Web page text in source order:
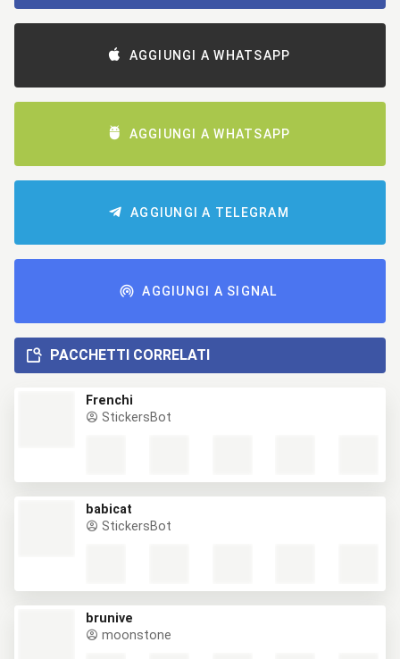
AGGIUNGI A WHATSAPP
AGGIUNGI A WHATSAPP
AGGIUNGI A TELEGRAM
AGGIUNGI A SIGNAL
PACCHETTI CORRELATI
Frenchi
StickersBot
babicat
StickersBot
brunive
moonstone